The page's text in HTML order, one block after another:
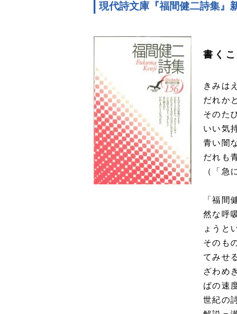
現代詩文庫『福間健二詩集』
書く
きみは
だれか
そのた
いい気
青い闇
だれも
（「急
「福間
然な呼
ょうと
そのも
てみせ
ざわめ
ばの速
世紀の